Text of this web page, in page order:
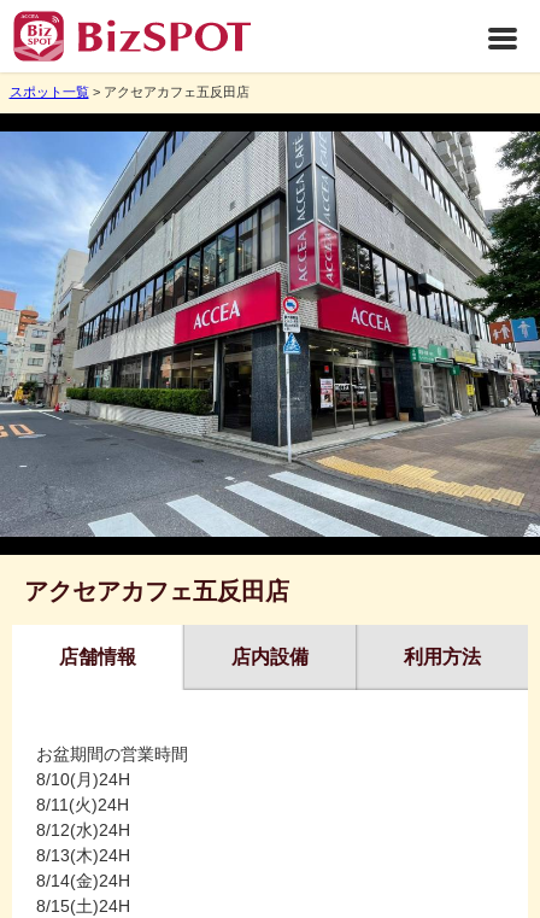
スポット一覧> アクセアカフェ五反田店
アクセアカフェ五反田店
店舗情報 店内設備 利用方法
お盆期間の営業時間
8/10(月)24H
8/11(火)24H
8/12(水)24H
8/13(木)24H
8/14(金)24H
8/15(土)24H